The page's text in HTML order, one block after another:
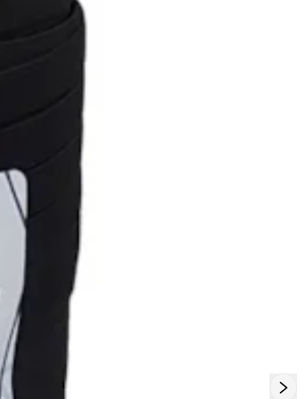
em peças de decoração.
ser costurado diretamente no tecido. Para utilizá-lo,
acessório, ajustando conforme a necessidade. Ele pode
ser costurado à máquina, proporcionando um
resistência fazem com que ele se mantenha firme e
confortável mesmo após várias lavagens e usos.
Além disso, o elástico pode ser cortado no comprimento
desejado, aproveitando os 25 metros do rolo para
diferentes projetos. Sua composição resistente ao
desgaste e à umidade torna-o uma excelente opção para
peças que exigem resistência e durabilidade.
Por que escolher o Elástico de Embutir Zanotti?
Amarca Zanotti
produtos para costura, oferecendo produtos que
atendem aos mais altos padrões de desempenho e
durabilidade. O
opção confiável para quem busca um material de alta
qualidade, capaz de oferecer conforto e resistência em
qualquer projeto de costura.
Adquira agora o
e leve